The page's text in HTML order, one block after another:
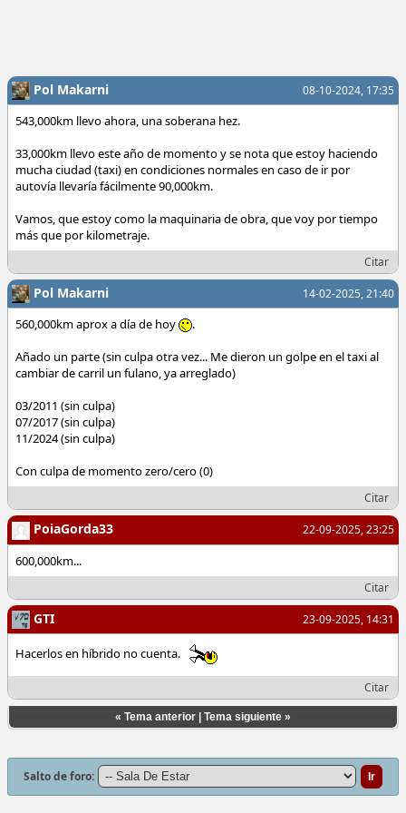
08-10-2024, 17:35
Pol Makarni
543,000km llevo ahora, una soberana hez.
33,000km llevo este año de momento y se nota que estoy haciendo
mucha ciudad (taxi) en condiciones normales en caso de ir por
autovía llevaría fácilmente 90,000km.
Vamos, que estoy como la maquinaria de obra, que voy por tiempo
más que por kilometraje.
Citar
14-02-2025, 21:40
Pol Makarni
560,000km aprox a día de hoy .
Añado un parte (sin culpa otra vez... Me dieron un golpe en el taxi al
cambiar de carril un fulano, ya arreglado)
03/2011 (sin culpa)
07/2017 (sin culpa)
11/2024 (sin culpa)
Con culpa de momento zero/cero (0)
Citar
22-09-2025, 23:25
PoiaGorda33
600,000km...
Citar
23-09-2025, 14:31
GTI
Hacerlos en híbrido no cuenta.
Citar
« Tema anterior | Tema siguiente »
Salto de foro: